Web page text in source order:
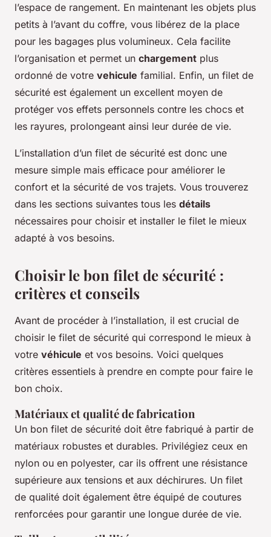
l’espace de rangement. En maintenant les objets plus
petits à l’avant du coffre, vous libérez de la place
pour les bagages plus volumineux. Cela facilite
l’organisation et permet un chargement plus
ordonné de votre vehicule familial. Enfin, un filet de
sécurité est également un excellent moyen de
protéger vos effets personnels contre les chocs et
les rayures, prolongeant ainsi leur durée de vie.
L’installation d’un filet de sécurité est donc une
mesure simple mais efficace pour améliorer le
confort et la sécurité de vos trajets. Vous trouverez
dans les sections suivantes tous les détails
nécessaires pour choisir et installer le filet le mieux
adapté à vos besoins.
Choisir le bon filet de sécurité :
critères et conseils
Avant de procéder à l’installation, il est crucial de
choisir le filet de sécurité qui correspond le mieux à
votre véhicule et vos besoins. Voici quelques
critères essentiels à prendre en compte pour faire le
bon choix.
Matériaux et qualité de fabrication
Un bon filet de sécurité doit être fabriqué à partir de
matériaux robustes et durables. Privilégiez ceux en
nylon ou en polyester, car ils offrent une résistance
supérieure aux tensions et aux déchirures. Un filet
de qualité doit également être équipé de coutures
renforcées pour garantir une longue durée de vie.